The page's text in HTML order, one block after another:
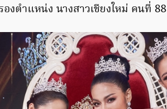
ตำแหน่ง นางสาวเชียงใหม่ คนที่ 88